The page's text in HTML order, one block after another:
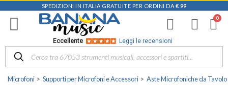
SPEDIZIONI IN ITALIA GRATUITE PER ORDINI DA € 99
Eccellente Leggi le recensioni
Microfoni Supporti per Microfoni e Accessori Aste Microfoniche da Tavolo